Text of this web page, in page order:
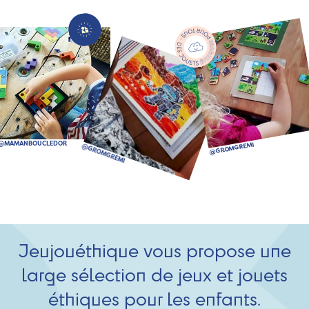
Jeujouéthique vous propose une
large sélection de jeux et jouets
éthiques pour les enfants.